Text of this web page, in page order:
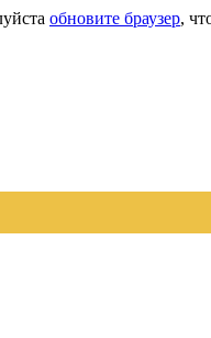
обновите браузер,